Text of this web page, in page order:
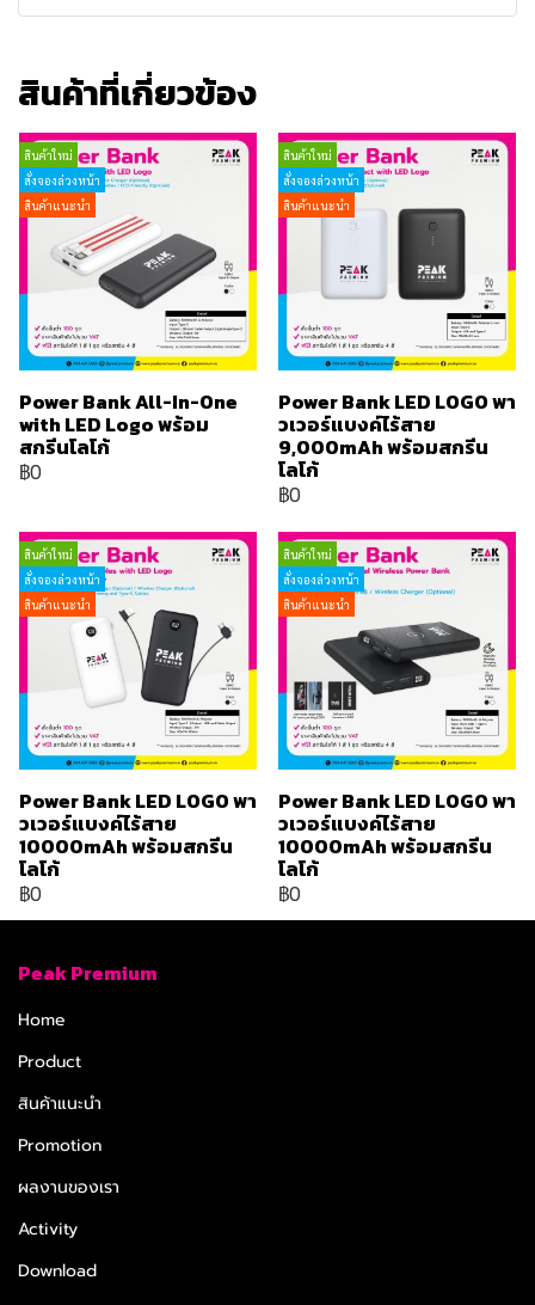
สินค้าที่เกี่ยวข้อง
สินค้าใหม่
สั่งจองล่วงหน้า
สินค้าแนะนำ
Power Bank All-In-One
with LED Logo พร้อม
สกรีนโลโก้
฿0
สินค้าใหม่
สั่งจองล่วงหน้า
สินค้าแนะนำ
Power Bank LED LOGO พา
วเวอร์แบงค์ไร้สาย
9,000mAh พร้อมสกรีน
โลโก้
฿0
สินค้าใหม่
สั่งจองล่วงหน้า
สินค้าแนะนำ
Power Bank LED LOGO พา
วเวอร์แบงค์ไร้สาย
10000mAh พร้อมสกรีน
โลโก้
฿0
สินค้าใหม่
สั่งจองล่วงหน้า
สินค้าแนะนำ
Power Bank LED LOGO พา
วเวอร์แบงค์ไร้สาย
10000mAh พร้อมสกรีน
โลโก้
฿0
Peak Premium
Home
Product
สินค้าแนะนำ
Promotion
ผลงานของเรา
Activity
Download